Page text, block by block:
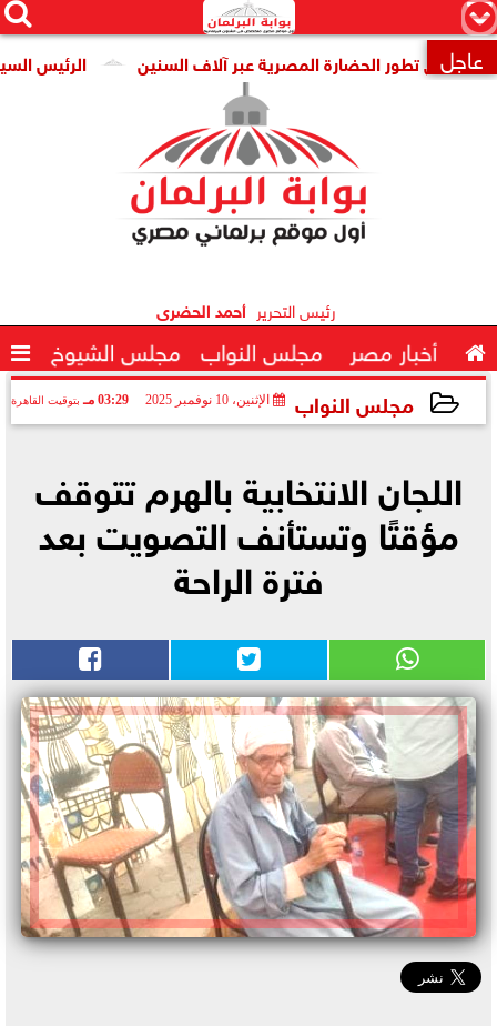
×


 عاجل الرئيس السيسي تطور الحضارة المصرية عبر آلاف السنين
رئيس التحرير أحمد الحضرى
 أخبار مصر مجلس النواب مجلس الشيوخ 
مجلس النواب الإثنين، 10 نوفمبر 2025 03:29 مـ بتوقيت القاهرة
اللجان الانتخابية بالهرم تتوقف
مؤقتًا وتستأنف التصويت بعد
فترة الراحة